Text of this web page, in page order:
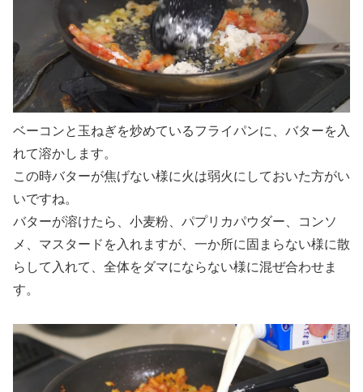
ベーコンと玉ねぎを炒めているフライパンに、バターを入
れて溶かします。
この時バターが焦げない様に火は弱火にしておいた方がい
いですね。
バターが溶けたら、小麦粉、パプリカパウダー、コンソ
メ、マスタードを入れますが、一か所に固まらない様に散
らして入れて、全体をダマにならない様に混ぜ合わせま
す。